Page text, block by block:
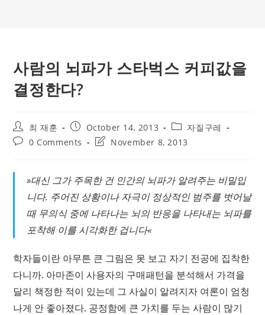
사람의 뇌파가 스타벅스 커피값을
결정한다?
Post
author:
최 재훈
Post
published:
October 14, 2013
Post
category:
자질구레
Post0 Comments
PostNovember 8, 2013
»대신 그가 주목한 건 인간의 뇌파가 알려주는 비밀입
니다. 주어진 상황이나 자극이 정상적인 범주를 벗어날
때 무의식 중에 나타나는 뇌의 반응을 나타내는 뇌파를
포착해 이를 시각화한 겁니다«
학자들이란 아무튼 큰 그림은 못 보고 자기 전공에 집착한
다니까. 아마존이 사용자의 구매패턴을 분석해서 가격을
달리 책정한 적이 있는데 그 사실이 알려지자 여론이 엄청
나게 안 좋아졌다. 공정함에 큰 가치를 두는 사람이 많기